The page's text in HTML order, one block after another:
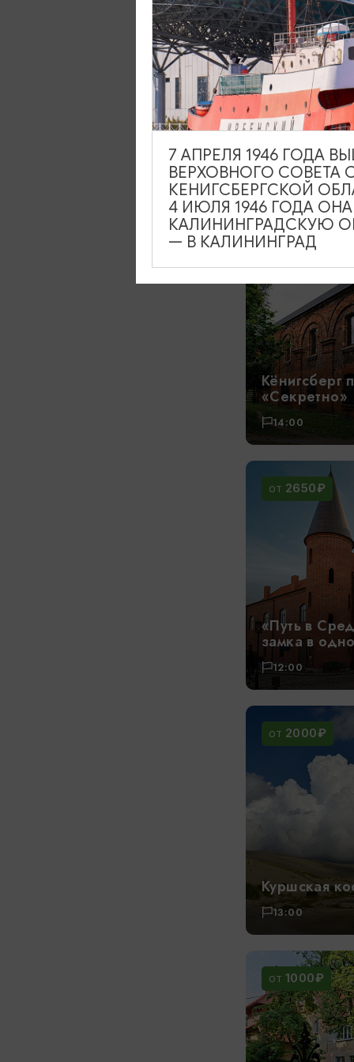
Куршская
10:00
ОТ 1550₽
Кёнигсберг
«Секретно»
14:00
ОТ 2650₽
«Путь в
замка в
12:00
ОТ 2000₽
Куршская
13:00
ОТ 1000₽
7 АПРЕЛЯ 1946 ГОДА
ВЕРХОВНОГО СОВЕТА
КЕНИГСБЕРГСКОЙ
4 ИЮЛЯ 1946 ГОДА
КАЛИНИНГРАДСКУЮ
— В КАЛИНИНГРАД